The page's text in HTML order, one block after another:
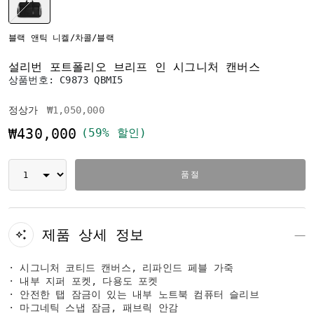
블랙 앤틱 니켈/차콜/블랙
설리번 포트폴리오 브리프 인 시그니처 캔버스
상품번호: C9873 QBMI5
정상가 가격 인하 전
₩1,050,000인하됨
₩430,000 (59% 할인)
품절
제품 상세 정보
· 시그니처 코티드 캔버스, 리파인드 페블 가죽
· 내부 지퍼 포켓, 다용도 포켓
· 안전한 탭 잠금이 있는 내부 노트북 컴퓨터 슬리브
· 마그네틱 스냅 잠금, 패브릭 안감